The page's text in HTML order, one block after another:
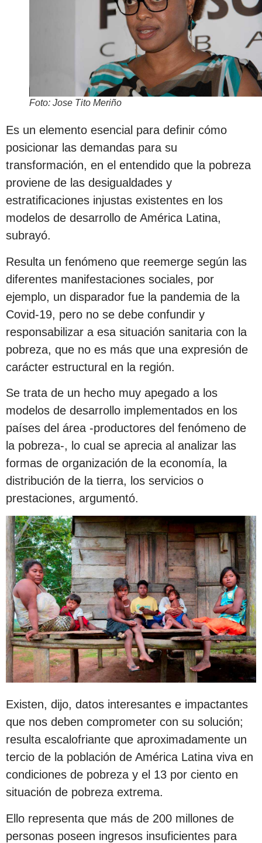
Foto: Jose Tito Meriño
Es un elemento esencial para definir cómo
posicionar las demandas para su
transformación, en el entendido que la pobreza
proviene de las desigualdades y
estratificaciones injustas existentes en los
modelos de desarrollo de América Latina,
subrayó.
Resulta un fenómeno que reemerge según las
diferentes manifestaciones sociales, por
ejemplo, un disparador fue la pandemia de la
Covid-19, pero no se debe confundir y
responsabilizar a esa situación sanitaria con la
pobreza, que no es más que una expresión de
carácter estructural en la región.
Se trata de un hecho muy apegado a los
modelos de desarrollo implementados en los
países del área -productores del fenómeno de
la pobreza-, lo cual se aprecia al analizar las
formas de organización de la economía, la
distribución de la tierra, los servicios o
prestaciones, argumentó.
Existen, dijo, datos interesantes e impactantes
que nos deben comprometer con su solución;
resulta escalofriante que aproximadamente un
tercio de la población de América Latina viva en
condiciones de pobreza y el 13 por ciento en
situación de pobreza extrema.
Ello representa que más de 200 millones de
personas poseen ingresos insuficientes para